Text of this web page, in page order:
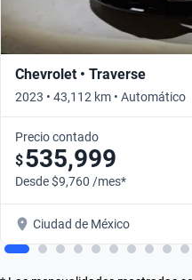
Chevrolet • Traverse
2023 • 43,112 km • Automático
Precio contado
$535,999
Desde $9,760 /mes*
Ciudad de México